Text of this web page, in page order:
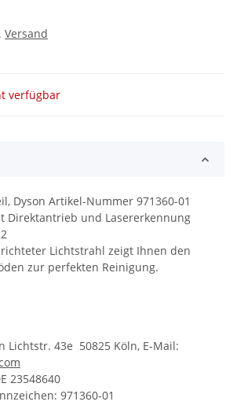
Versand
verfügbar
Dyson Artikel-Nummer 971360-01
Direktantrieb und Lasererkennung
Lichtstrahl zeigt Ihnen den
zur perfekten Reinigung.
Lichtstr. 43e 50825 Köln, E-Mail:
23548640
971360-01